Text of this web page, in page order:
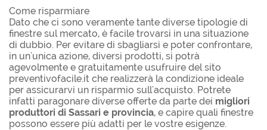
Come risparmiare
Dato che ci sono veramente tante diverse tipologie di
finestre sul mercato, è facile trovarsi in una situazione
di dubbio. Per evitare di sbagliarsi e poter confrontare,
in un'unica azione, diversi prodotti, si potrà
agevolmente e gratuitamente usufruire del sito
preventivofacile.it che realizzerà la condizione ideale
per assicurarvi un risparmio sull'acquisto. Potrete
infatti paragonare diverse offerte da parte dei migliori
produttori di Sassari e provincia, e capire quali finestre
possono essere più adatti per le vostre esigenze.